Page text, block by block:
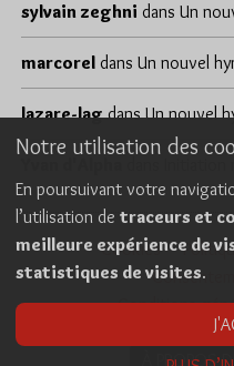
sylvain zeghni dans Un
marcorel dans Un nouvel
lazare-lagdansUn nouvel
Cookies
Conditions
À PROPOS
Notre utilisation des
En poursuivant votre
l’utilisation de traceurs et
meilleure expérience de
statistiques de visites.